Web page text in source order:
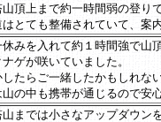
山頂上まで約一時間弱の登り
はとても整備されていて、案
休みを入れて約１時間強で山
ゲが咲いていました。
したらご一緒したかもしれな
山の中も携帯が通じるので安
山までは小さなアップダウン